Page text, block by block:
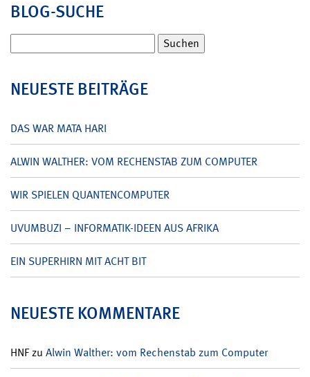
BLOG-SUCHE
nach:
NEUESTE BEITRÄGE
DAS WAR MATA HARI
ALWIN WALTHER: VOM RECHENSTAB ZUM COMPUTER
WIR SPIELEN QUANTENCOMPUTER
UVUMBUZI – INFORMATIK-IDEEN AUS AFRIKA
EIN SUPERHIRN MIT ACHT BIT
NEUESTE KOMMENTARE
HNFzu Alwin Walther: vom Rechenstab zum Computer